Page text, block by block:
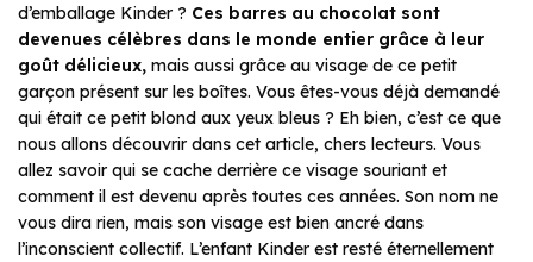
d’emballage Kinder ? Ces barres au chocolat sont
devenues célèbres dans le monde entier grâce à leur
goût délicieux, mais aussi grâce au visage de ce petit
garçon présent sur les boîtes. Vous êtes-vous déjà demandé
qui était ce petit blond aux yeux bleus ? Eh bien, c’est ce que
nous allons découvrir dans cet article, chers lecteurs. Vous
allez savoir qui se cache derrière ce visage souriant et
comment il est devenu après toutes ces années. Son nom ne
vous dira rien, mais son visage est bien ancré dans
l’inconscient collectif. L’enfant Kinder est resté éternellement